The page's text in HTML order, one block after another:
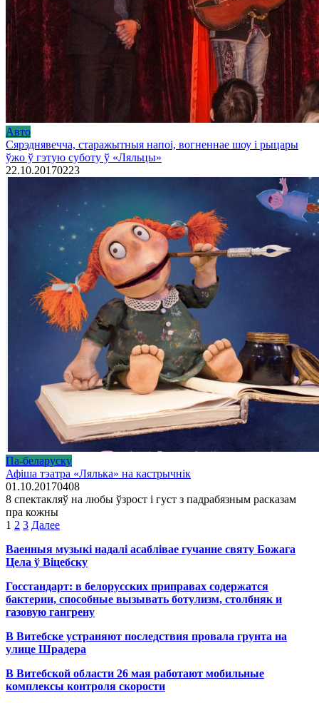
Авто
Сярэднявечча, старажытныя напоі, вогненнае шоу і рыцары
ўжо ў гэтую суботу ў «Ляльцы»
22.10.20170223
Па-беларуску
Афіша тэатра «Лялька» на кастрычнік
01.10.20170408
8 спектакляў на любы ўзрост і густ з падрабязным расказам
пра кожны
Пагинация
1 2 3 Далее
Ваенныя музыкі надалі асаблівае гучанне святу Божага
Цела ў Віцебску
Госстандарт: в белорусских приправах содержатся
бактерии, способные вызывать ботулизм, столбняк и
газовую гангрену
В Витебске устраняют последствия провала грунта на
улице Шрадера
В Витебской области 26 мая работают мобильные
комплексы контроля скорости